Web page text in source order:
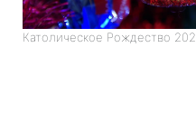
Католическое Рождество